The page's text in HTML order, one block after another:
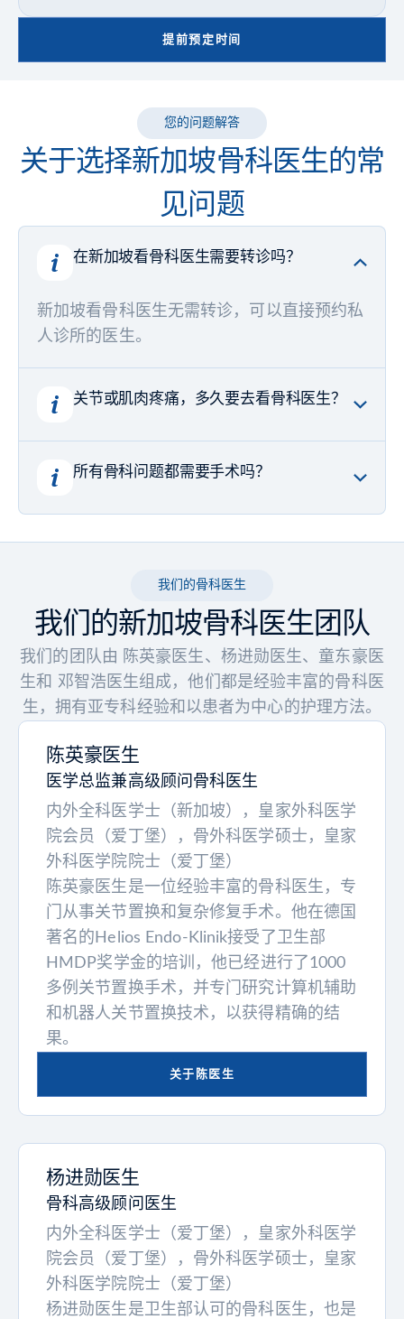
提前预定时间
您的问题解答
关于选择新加坡骨科医生的常
见问题
在新加坡看骨科医生需要转诊吗？
新加坡看骨科医生无需转诊，可以直接预约私
人诊所的医生。
关节或肌肉疼痛，多久要去看骨科医生？
建议尽早找专科医生评估，避免病情加重。
所有骨科问题都需要手术吗？
解决时，才会考虑手术。
我们的骨科医生
我们的新加坡骨科医生团队
我们的团队由 陈英豪医生、杨进勋医生、童东豪医
生和 邓智浩医生组成，他们都是经验丰富的骨科医
生，拥有亚专科经验和以患者为中心的护理方法。
陈英豪医生
医学总监兼高级顾问骨科医生
内外全科医学士（新加坡），皇家外科医学
院会员（爱丁堡），骨外科医学硕士，皇家
外科医学院院士（爱丁堡）
陈英豪医生是一位经验丰富的骨科医生，专
门从事关节置换和复杂修复手术。他在德国
著名的Helios Endo-Klinik接受了卫生部
HMDP奖学金的培训，他已经进行了1000
多例关节置换手术，并专门研究计算机辅助
和机器人关节置换技术，以获得精确的结
果。
关于陈医生
杨进勋医生
骨科高级顾问医生
内外全科医学士（爱丁堡），皇家外科医学
院会员（爱丁堡），骨外科医学硕士，皇家
外科医学院院士（爱丁堡）
杨进勋医生是卫生部认可的骨科医生，也是